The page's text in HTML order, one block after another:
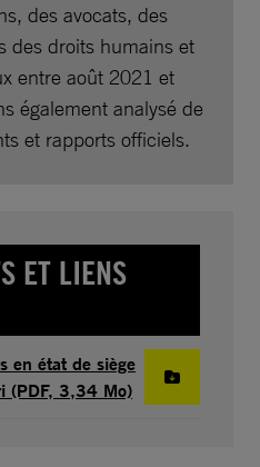
des avocats, des
des droits humains et
entre août 2021 et
également analysé de
et rapports officiels.
ET LIENS
en état de siège
(PDF, 3,34 Mo)